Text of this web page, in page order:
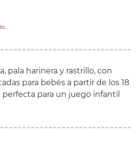
pala harinera y rastrillo, con
para bebés a partir de los 18
para un juego infantil